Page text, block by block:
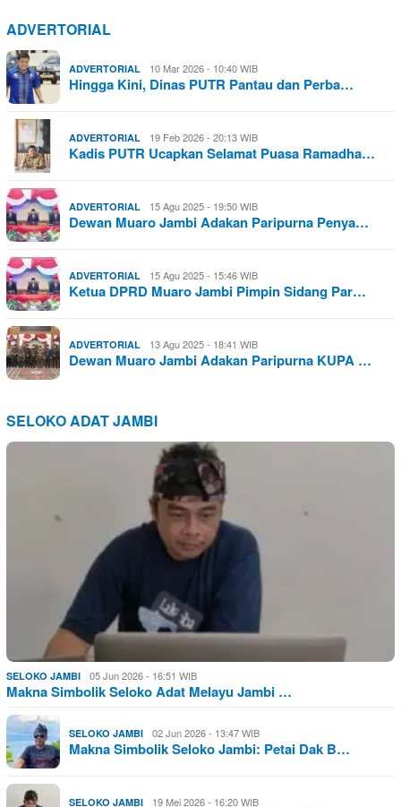
ADVERTORIAL
ADVERTORIAL 10 Mar 2026 - 10:40 WIB
Hingga Kini, Dinas PUTR Pantau dan Perba…
ADVERTORIAL 19 Feb 2026 - 20:13 WIB
Kadis PUTR Ucapkan Selamat Puasa Ramadha…
ADVERTORIAL 15 Agu 2025 - 19:50 WIB
Dewan Muaro Jambi Adakan Paripurna Penya…
ADVERTORIAL 15 Agu 2025 - 15:46 WIB
Ketua DPRD Muaro Jambi Pimpin Sidang Par…
ADVERTORIAL 13 Agu 2025 - 18:41 WIB
Dewan Muaro Jambi Adakan Paripurna KUPA …
SELOKO ADAT JAMBI
SELOKO JAMBI 05 Jun 2026 - 16:51 WIB
Makna Simbolik Seloko Adat Melayu Jambi …
SELOKO JAMBI 02 Jun 2026 - 13:47 WIB
Makna Simbolik Seloko Jambi: Petai Dak B…
SELOKO JAMBI 19 Mei 2026 - 16:20 WIB